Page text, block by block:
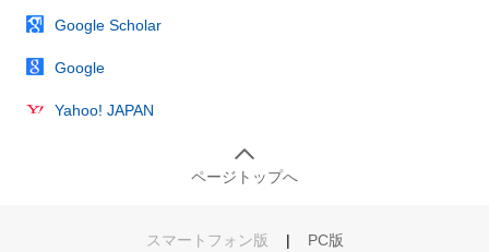
Google Scholar
Google
Yahoo! JAPAN
ページトップへ
スマートフォン版 | PC版